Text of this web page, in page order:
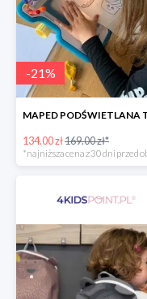
-21%
134.00 zł169.00 zł*